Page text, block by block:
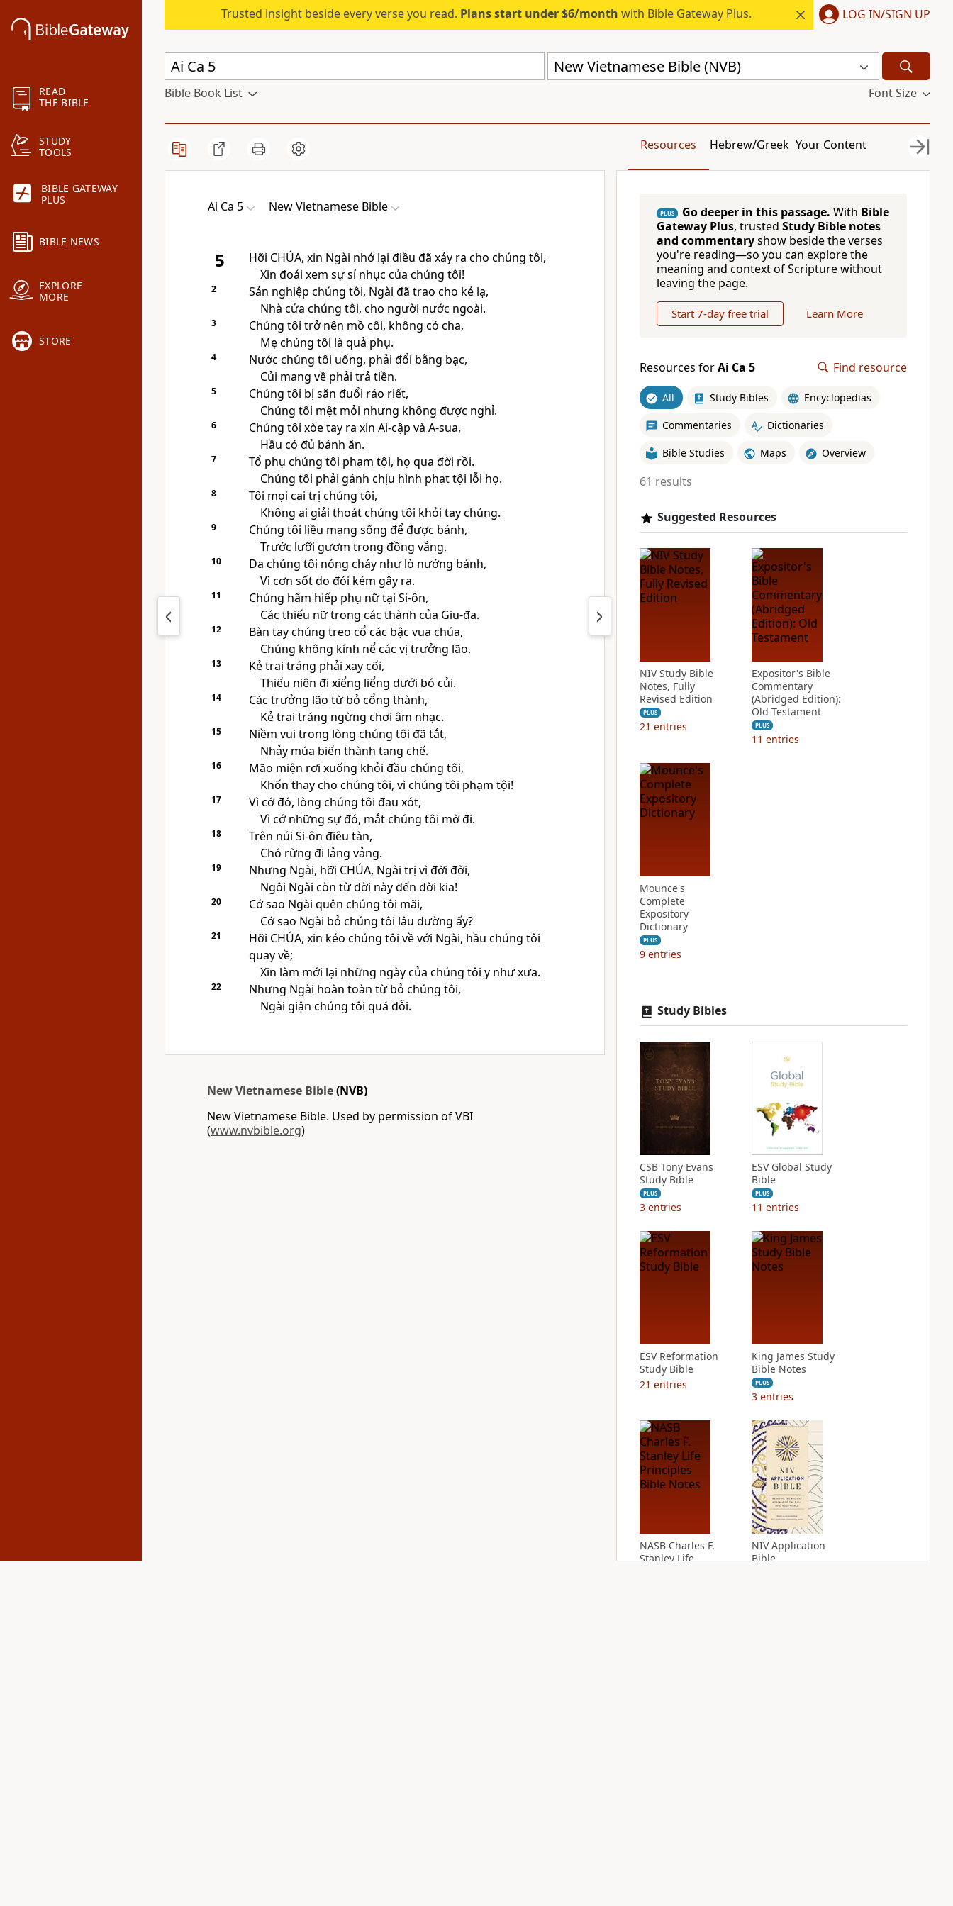
READ
THE BIBLE
STUDY
TOOLS
BIBLE GATEWAY
PLUS
BIBLE NEWS
EXPLORE
MORE
STORE
Trusted insight beside every verse you read. Plans start under $6/month with Bible Gateway Plus. LOG IN/SIGN UP
New Vietnamese Bible (NVB)
Bible Book List Font Size
Resources Hebrew/Greek Your Content
Ai Ca 5 New Vietnamese Bible
5 Hỡi CHÚA, xin Ngài nhớ lại điều đã xảy ra cho chúng tôi,
Xin đoái xem sự sỉ nhục của chúng tôi!
2
Sản nghiệp chúng tôi, Ngài đã trao cho kẻ lạ,
Nhà cửa chúng tôi, cho người nước ngoài.
3
Chúng tôi trở nên mồ côi, không có cha,
Mẹ chúng tôi là quả phụ.
4
Nước chúng tôi uống, phải đổi bằng bạc,
Củi mang về phải trả tiền.
5
Chúng tôi bị săn đuổi ráo riết,
Chúng tôi mệt mỏi nhưng không được nghỉ.
6
Chúng tôi xòe tay ra xin Ai-cập và A-sua,
Hầu có đủ bánh ăn.
7
Tổ phụ chúng tôi phạm tội, họ qua đời rồi.
Chúng tôi phải gánh chịu hình phạt tội lỗi họ.
8
Tôi mọi cai trị chúng tôi,
Không ai giải thoát chúng tôi khỏi tay chúng.
9
Chúng tôi liều mạng sống để được bánh,
Trước lưỡi gươm trong đồng vắng.
10
Da chúng tôi nóng cháy như lò nướng bánh,
Vì cơn sốt do đói kém gây ra.
11
Chúng hãm hiếp phụ nữ tại Si-ôn,
Các thiếu nữ trong các thành của Giu-đa.
12
Bàn tay chúng treo cổ các bậc vua chúa,
Chúng không kính nể các vị trưởng lão.
13
Kẻ trai tráng phải xay cối,
Thiếu niên đi xiểng liểng dưới bó củi.
14
Các trưởng lão từ bỏ cổng thành,
Kẻ trai tráng ngừng chơi âm nhạc.
15
Niềm vui trong lòng chúng tôi đã tắt,
Nhảy múa biến thành tang chế.
16
Mão miện rơi xuống khỏi đầu chúng tôi,
Khốn thay cho chúng tôi, vì chúng tôi phạm tội!
17
Vì cớ đó, lòng chúng tôi đau xót,
Vì cớ những sự đó, mắt chúng tôi mờ đi.
18
Trên núi Si-ôn điêu tàn,
Chó rừng đi lảng vảng.
19 Nhưng Ngài, hỡi CHÚA, Ngài trị vì đời đời,
Ngôi Ngài còn từ đời này đến đời kia!
20
Cớ sao Ngài quên chúng tôi mãi,
Cớ sao Ngài bỏ chúng tôi lâu dường ấy?
21 Hỡi CHÚA, xin kéo chúng tôi về với Ngài, hầu chúng tôi
quay về;
Xin làm mới lại những ngày của chúng tôi y như xưa.
22
Nhưng Ngài hoàn toàn từ bỏ chúng tôi,
Ngài giận chúng tôi quá đỗi.
New Vietnamese Bible(NVB)
New Vietnamese Bible. Used by permission of VBI
(www.nvbible.org)
PLUS Go deeper in this passage. With Bible
Gateway Plus, trusted Study Bible notes
and commentaryshow beside the verses
you're reading—so you can explore the
meaning and context of Scripture without
leaving the page.
Start 7-day free trial Learn More
Resources forAi Ca 5 Find resource
All Study Bibles Encyclopedias
Commentaries Dictionaries
Bible Studies Maps Overview
61 results
Suggested Resources
NIV Study Bible
Notes, Fully
Revised Edition
PLUS
21 entries
Expositor's Bible
Commentary
(Abridged Edition):
Old Testament
PLUS
11 entries
Mounce's
Complete
Expository
Dictionary
PLUS
9 entries
Study Bibles
CSB Tony Evans
Study Bible
PLUS
3 entries
ESV Global Study
Bible
PLUS
11 entries
ESV Reformation
Study Bible
21 entries
King James Study
Bible Notes
PLUS
3 entries
NASB Charles F.
Stanley Life
NIV Application
Bible